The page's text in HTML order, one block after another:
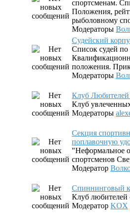
спортсменам.
Положения,
рыболовному
Модераторы
Судейский
Список судей
положения.
Модераторы
Клуб
Клуб
Модераторы
Секция
поплавочную
"Неформальное
спортсменов
Модератор
Спиннинговый
Клуб любителей
Модератор KOX